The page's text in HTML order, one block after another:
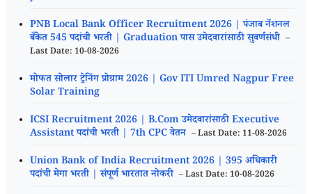
PNB Local Bank Officer Recruitment 2026 | पंजाब नॅशनल
बँकेत 545 पदांची भरती | Graduation पास उमेदवारांसाठी सुवर्णसंधी –
Last Date: 10-08-2026
मोफत सोलार ट्रेनिंग प्रोग्राम 2026 | Gov ITI Umred Nagpur Free
Solar Training
ICSI Recruitment 2026 | B.Com उमेदवारांसाठी Executive
Assistant पदांची भरती | 7th CPC वेतन – Last Date: 11-08-2026
Union Bank of India Recruitment 2026 | 395 अधिकारी
पदांची मेगा भरती | संपूर्ण भारतात नोकरी – Last Date: 10-08-2026